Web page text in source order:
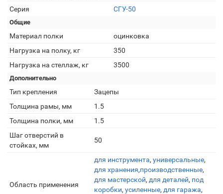
Серия СГУ-50
Общие
Материал полки
оцинковка
Нагрузка на полку, кг
350
Нагрузка на стеллаж, кг
3500
Дополнительно
Тип крепления
Зацепы
Толщина рамы, мм
1.5
Толщина полки, мм
1.5
Шаг отверстий в
стойках, мм
50
Область применения
для инструмента, универсальные,
для хранения,производственные,
для мастерской, для деталей, под
коробки, усиленные, для гаража,